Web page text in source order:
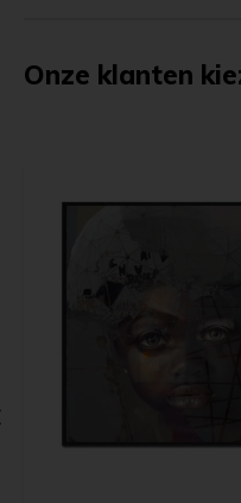
Onze klanten